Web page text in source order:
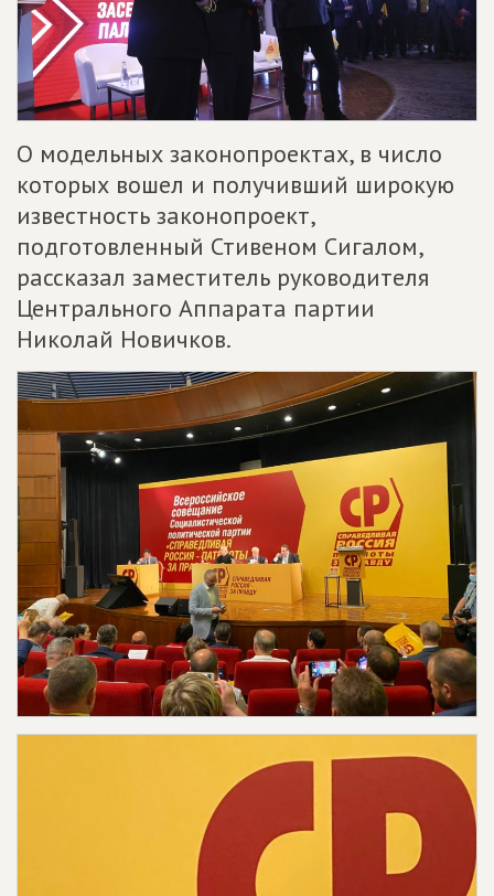
О модельных законопроектах, в число
которых вошел и получивший широкую
известность законопроект,
подготовленный Стивеном Сигалом,
рассказал заместитель руководителя
Центрального Аппарата партии
Николай Новичков.